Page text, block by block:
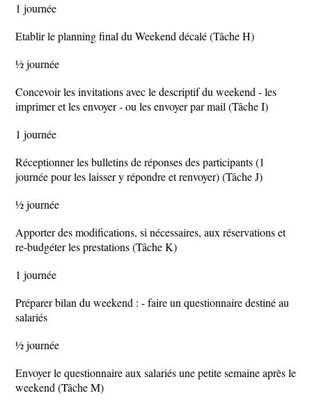
1 journée
Etablir le planning final du Weekend décalé (Tâche H)
½ journée
Concevoir les invitations avec le descriptif du weekend - les
imprimer et les envoyer - ou les envoyer par mail (Tâche I)
1 journée
Réceptionner les bulletins de réponses des participants (1
journée pour les laisser y répondre et renvoyer) (Tâche J)
½ journée
Apporter des modifications, si nécessaires, aux réservations et
re-budgéter les prestations (Tâche K)
1 journée
Préparer bilan du weekend : - faire un questionnaire destiné au
salariés
½ journée
Envoyer le questionnaire aux salariés une petite semaine après le
weekend (Tâche M)